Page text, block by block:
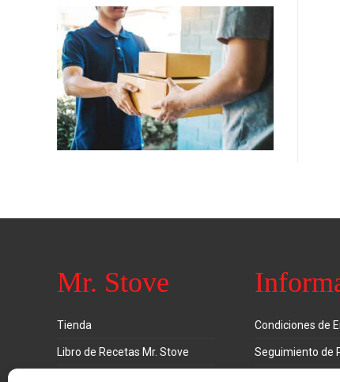
Mr. Stove
Tienda
Libro de Recetas Mr. Stove
Condiciones de
Seguimiento de